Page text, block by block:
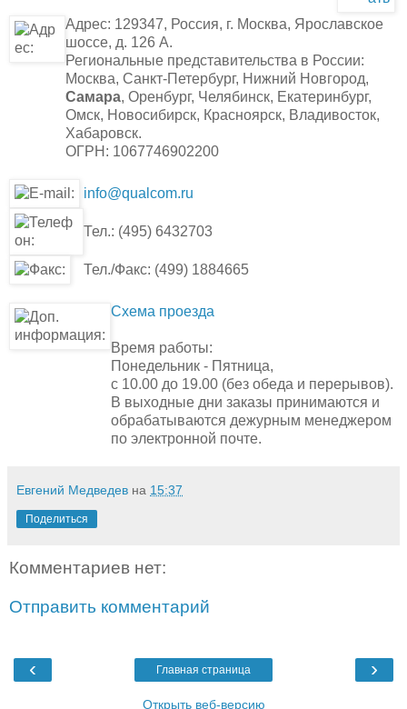
Адрес: 129347, Россия, г. Москва, Ярославское
шоссе, д. 126 А.
Региональные представительства в России:
Москва, Санкт-Петербург, Нижний Новгород,
Самара, Оренбург, Челябинск, Екатеринбург,
Омск, Новосибирск, Красноярск, Владивосток,
Хабаровск.
ОГРН: 1067746902200
info@qualcom.ru
Тел.: (495) 6432703
Тел./Факс: (499) 1884665
Схема проезда
Время работы:
Понедельник - Пятница,
с 10.00 до 19.00 (без обеда и перерывов).
В выходные дни заказы принимаются и
обрабатываются дежурным менеджером
по электронной почте.
Евгений Медведев на 15:37
Поделиться
Комментариев нет:
Отправить комментарий
‹ ›
Главная страница
Открыть веб-версию